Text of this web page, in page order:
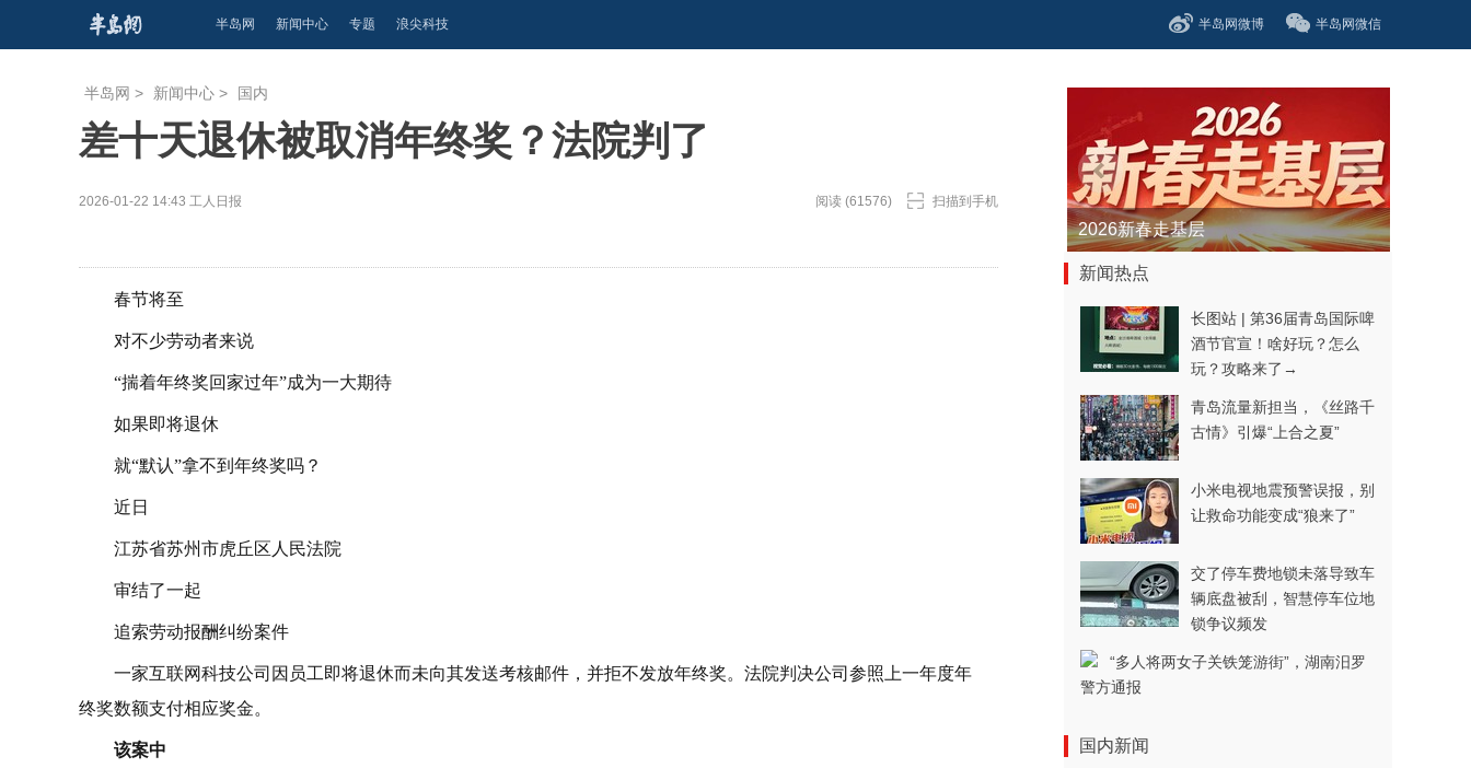
半岛网 新闻中心 专题 浪尖科技 半岛网微博 半岛网微信
半岛网 > 新闻中心 > 国内
差十天退休被取消年终奖？法院判了
2026-01-22 14:43 工人日报 阅读 (61576) 扫描到手机
春节将至
对不少劳动者来说
“揣着年终奖回家过年”成为一大期待
如果即将退休
就“默认”拿不到年终奖吗？
近日
江苏省苏州市虎丘区人民法院
审结了一起
追索劳动报酬纠纷案件
一家互联网科技公司因员工即将退休而未向其发送考核邮件，并拒不发放年终奖。法院判决公司参照上一年度年
终奖数额支付相应奖金。
该案中
青春逐梦正当时——聚焦2026年中...
新闻热点
长图站 | 第36届青岛国际啤
酒节官宣！啥好玩？怎么
玩？攻略来了→
青岛流量新担当，《丝路千
古情》引爆“上合之夏”
小米电视地震预警误报，别
让救命功能变成“狼来了”
交了停车费地锁未落导致车
辆底盘被刮，智慧停车位地
锁争议频发
“多人将两女子关铁笼游街”，湖南汨罗
警方通报
国内新闻